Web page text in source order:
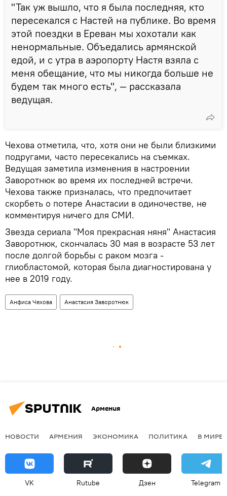
"Так уж вышло, что я была последняя, кто
пересекался с Настей на публике. Во время
этой поездки в Ереван мы хохотали как
ненормальные. Объедались армянской
едой, и с утра в аэропорту Настя взяла с
меня обещание, что мы никогда больше не
будем так много есть", — рассказала
ведущая.
Чехова отметила, что, хотя они не были близкими
подругами, часто пересекались на съемках.
Ведущая заметила изменения в настроении
Заворотнюк во время их последней встречи.
Чехова также призналась, что предпочитает
скорбеть о потере Анастасии в одиночестве, не
комментируя ничего для СМИ.
Звезда сериала "Моя прекрасная няня" Анастасия
Заворотнюк, скончалась 30 мая в возрасте 53 лет
после долгой борьбы с раком мозга -
глиобластомой, которая была диагностирована у
нее в 2019 году.
Анфиса Чехова Анастасия Заворотнюк
Армения
НОВОСТИ АРМЕНИЯ ЭКОНОМИКА ПОЛИТИКА В МИРЕ
VK Rutube Дзен Telegram